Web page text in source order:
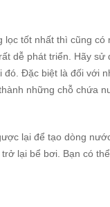
tốt nhất thì cũng
dễ phát triển. Hãy sử
Đặc biệt là đối với
những chỗ chứa
lại để tạo dòng
lại bể bơi. Bạn có